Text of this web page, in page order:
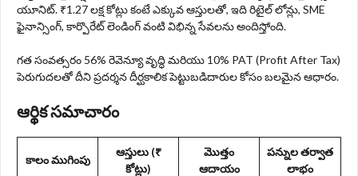
యూనిట్. ₹1.27 లక్ష కోట్లు కంటే ఎక్కువ ఆస్తులతో, ఇది రిటైల్ లోన్లు, SME
ఫైనాన్సింగ్, కార్పొరేట్ లెండింగ్ వంటి విభిన్న సేవలను అందిస్తోంది.
గత సంవత్సరం 56% రెవెన్యూ వృద్ధి మరియు 10% PAT (Profit After Tax)
పెరుగుదలతో దీని ప్రదర్శన దీర్ఘకాలిక పెట్టుబడిదారుల కోసం బలమైన ఆధారం.
ఆర్థిక సమాచారం
కాలం ముగింపు
ఆస్తులు (₹
కోట్లు)
మొత్తం
ఆదాయం
పన్నుల తర్వాత
లాభం